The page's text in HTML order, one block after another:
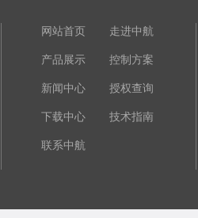
网站首页 走进中航
产品展示 控制方案
新闻中心 授权查询
下载中心 技术指南
联系中航